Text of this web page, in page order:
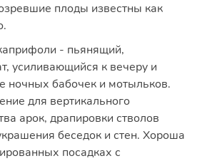
плоды известны как
- пьянящий,
усиливающийся к вечеру и
ночных бабочек и мотыльков.
для вертикального
арок, драпировки стволов
беседок и стен. Хороша
посадках с